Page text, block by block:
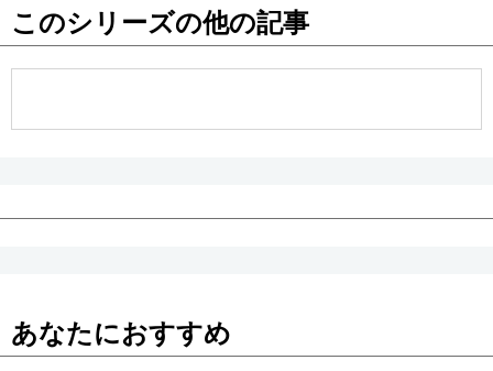
お知らせ
公式SNS
このシリーズの他の記事
あなたにおすすめ